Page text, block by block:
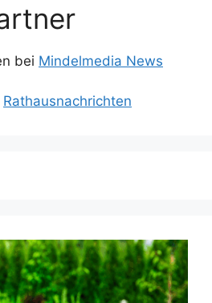
bei Mindelmedia News
Rathausnachrichten